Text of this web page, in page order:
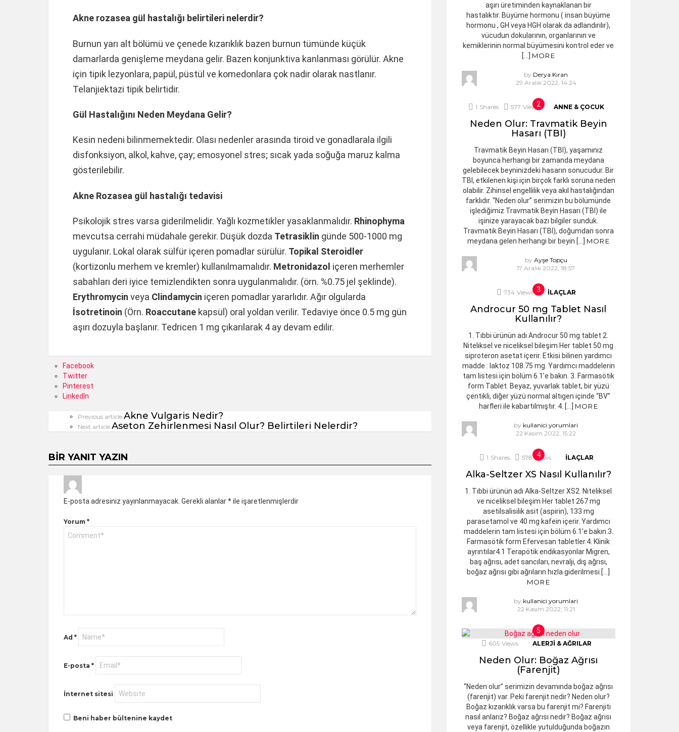
Akne rozasea gül hastalığı belirtileri nelerdir?
Burnun yarı alt bölümü ve çenede kızarıklık bazen burnun tümünde küçük
damarlarda genişleme meydana gelir. Bazen konjunktiva kanlanması görülür. Akne
için tipik lezyonlara, papül, püstül ve komedonlara çok nadir olarak nastlanır.
Telanjiektazi tipik belirtidir.
Gül Hastalığını Neden Meydana Gelir?
Kesin nedeni bilinmemektedir. Olası nedenler arasında tiroid ve gonadlarala ilgili
disfonksiyon, alkol, kahve, çay; emosyonel stres; sıcak yada soğuğa maruz kalma
gösterilebilir.
Akne Rozasea gül hastalığı tedavisi
Psikolojik stres varsa giderilmelidir. Yağlı kozmetikler yasaklanmalıdır. Rhinophyma
mevcutsa cerrahi müdahale gerekir. Düşük dozda Tetrasiklin günde 500-1000 mg
uygulanır. Lokal olarak sülfür içeren pomadlar sürülür. Topikal Steroidler
(kortizonlu merhem ve kremler) kullanılmamalıdır. Metronidazol içeren merhemler
sabahları deri iyice temizlendikten sonra uygulanmalıdır. (örn. %0.75 jel şeklinde).
Erythromycin veya Clindamycin içeren pomadlar yararlıdır. Ağır olgularda
İsotretinoin (Örn. Roaccutane kapsül) oral yoldan verilir. Tedaviye önce 0.5 mg gün
aşırı dozuyla başlanır. Tedricen 1 mg çıkarılarak 4 ay devam edilir.
Facebook
Twitter
Pinterest
LinkedIn
See
more
Previous article Akne Vulgaris Nedir?
Next article Aseton Zehirlenmesi Nasıl Olur? Belirtileri Nelerdir?
BIR YANIT YAZIN
E-posta adresiniz yayınlanmayacak. Gerekli alanlar*ile işaretlenmişlerdir
Yorum *
Ad *
E-posta *
İnternet sitesi
Beni haber bültenine kaydet
aşırı üretiminden kaynaklanan bir
hastalıktır. Büyüme hormonu ( insan büyüme
hormonu , GH veya HGH olarak da adlandırılır),
vücudun dokularının, organlarının ve
kemiklerinin normal büyümesini kontrol eder ve
[…] MORE
by Derya Kıran
29 Aralık 2022, 14:24
1 Shares 577 Views ANNE & ÇOCUK
Neden Olur: Travmatik Beyin
Hasarı (TBI)
Travmatik Beyin Hasarı (TBI), yaşamınız
boyunca herhangi bir zamanda meydana
gelebilecek beyninizdeki hasarın sonucudur. Bir
TBI, etkilenen kişi için birçok farklı soruna neden
olabilir. Zihinsel engellilik veya akıl hastalığından
farklıdır. “Neden olur” serimizin bu bölümünde
işlediğimiz Travmatik Beyin Hasarı (TBI) ile
işinize yarayacak bazı bilgiler sunduk.
Travmatik Beyin Hasarı (TBI), doğumdan sonra
meydana gelen herhangi bir beyin […] MORE
by Ayşe Topçu
17 Aralık 2022, 18:57
734 Views İLAÇLAR
Androcur 50 mg Tablet Nasıl
Kullanılır?
1. Tıbbi ürünün adı Androcur 50 mg tablet 2.
Niteliksel ve niceliksel bileşim Her tablet 50 mg
siproteron asetat içerir. Etkisi bilinen yardımcı
madde : laktoz 108.75 mg. Yardımcı maddelerin
tam listesi için bölüm 6.1’e bakın. 3. Farmasötik
form Tablet. Beyaz, yuvarlak tablet, bir yüzü
çentikli, diğer yüzü normal altıgen içinde “BV”
harfleri ile kabartılmıştır. 4. […] MORE
by kullanici yorumlari
22 Kasım 2022, 15:22
1 Shares 578 Views İLAÇLAR
Alka-Seltzer XS Nasıl Kullanılır?
1. Tıbbi ürünün adı Alka-Seltzer XS2. Niteliksel
ve niceliksel bileşim Her tablet 267 mg
asetilsalisilik asit (aspirin), 133 mg
parasetamol ve 40 mg kafein içerir. Yardımcı
maddelerin tam listesi için bölüm 6.1’e bakın.3.
Farmasötik form Efervesan tabletler.4. Klinik
ayrıntılar4.1 Terapötik endikasyonlar Migren,
baş ağrısı, adet sancıları, nevralji, diş ağrısı,
boğaz ağrısı gibi ağrıların hızla giderilmesi […]
MORE
by kullanici yorumlari
22 Kasım 2022, 11:21
605 Views ALERJI & AĞRILAR
Neden Olur: Boğaz Ağrısı
(Farenjit)
“Neden olur” serimizin devamında boğaz ağrısı
(farenjit) var. Peki farenjit nedir? Neden olur?
Boğaz kızarıklık varsa bu farenjit mi? Farenjiti
nasıl anlarız? Boğaz ağrısı nedir? Boğaz ağrısı
veya farenjit, özellikle yutulduğunda boğazın